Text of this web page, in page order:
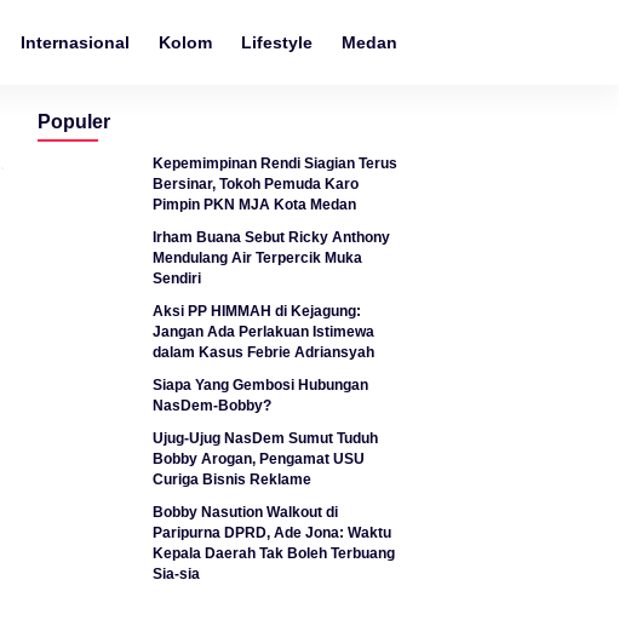
Internasional Kolom Lifestyle Medan
Populer
Kepemimpinan Rendi Siagian Terus
Bersinar, Tokoh Pemuda Karo
Pimpin PKN MJA Kota Medan
Irham Buana Sebut Ricky Anthony
Mendulang Air Terpercik Muka
Sendiri
Aksi PP HIMMAH di Kejagung:
Jangan Ada Perlakuan Istimewa
dalam Kasus Febrie Adriansyah
Siapa Yang Gembosi Hubungan
NasDem-Bobby?
Ujug-Ujug NasDem Sumut Tuduh
Bobby Arogan, Pengamat USU
Curiga Bisnis Reklame
Bobby Nasution Walkout di
Paripurna DPRD, Ade Jona: Waktu
Kepala Daerah Tak Boleh Terbuang
Sia-sia